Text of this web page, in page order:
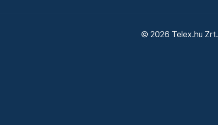
© 2026 Telex.hu Zrt.